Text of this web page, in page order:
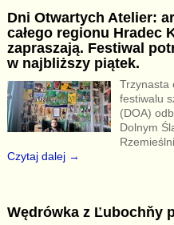
Dni Otwartych Atelier:
całego regionu Hradec
zapraszają. Festiwal
w najbliższy piątek.
Trzynasta
festiwalu
(DOA)
Dolnym
Czytaj dalej →
Wędrówka z Ľubochňy